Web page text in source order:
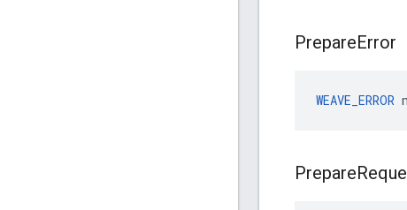
PrepareError
WEAVE_ERROR
Prepare